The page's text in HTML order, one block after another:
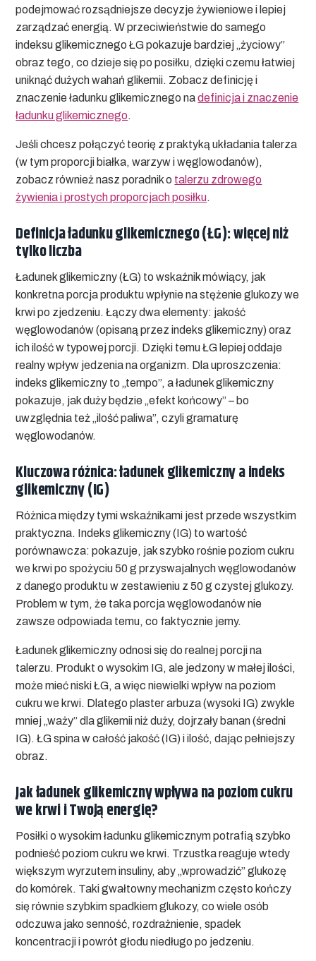
podejmować rozsądniejsze decyzje żywieniowe i lepiej
zarządzać energią. W przeciwieństwie do samego
indeksu glikemicznego ŁG pokazuje bardziej „życiowy”
obraz tego, co dzieje się po posiłku, dzięki czemu łatwiej
uniknąć dużych wahań glikemii. Zobacz definicję i
znaczenie ładunku glikemicznego nadefinicja i znaczenie
ładunku glikemicznego.
Jeśli chcesz połączyć teorię z praktyką układania talerza
(w tym proporcji białka, warzyw i węglowodanów),
zobacz również nasz poradnik o talerzu zdrowego
żywienia i prostych proporcjach posiłku.
Definicja ładunku glikemicznego (ŁG): więcej niż
tylko liczba
Ładunek glikemiczny (ŁG) to wskaźnik mówiący, jak
konkretna porcja produktu wpłynie na stężenie glukozy we
krwi po zjedzeniu. Łączy dwa elementy: jakość
węglowodanów (opisaną przez indeks glikemiczny) oraz
ich ilość w typowej porcji. Dzięki temu ŁG lepiej oddaje
realny wpływ jedzenia na organizm. Dla uproszczenia:
indeks glikemiczny to „tempo”, a ładunek glikemiczny
pokazuje, jak duży będzie „efekt końcowy”– bo
uwzględnia też „ilość paliwa”, czyli gramaturę
węglowodanów.
Kluczowa różnica: ładunek glikemiczny a indeks
glikemiczny (IG)
Różnica między tymi wskaźnikami jest przede wszystkim
praktyczna. Indeks glikemiczny (IG) to wartość
porównawcza: pokazuje, jak szybko rośnie poziom cukru
we krwi po spożyciu 50 g przyswajalnych węglowodanów
z danego produktu w zestawieniu z 50 g czystej glukozy.
Problem w tym, że taka porcja węglowodanów nie
zawsze odpowiada temu, co faktycznie jemy.
Ładunek glikemiczny odnosi się do realnej porcji na
talerzu. Produkt o wysokim IG, ale jedzony w małej ilości,
może mieć niski ŁG, a więc niewielki wpływ na poziom
cukru we krwi. Dlatego plaster arbuza (wysoki IG) zwykle
mniej „waży” dla glikemii niż duży, dojrzały banan (średni
IG). ŁG spina w całość jakość (IG) i ilość, dając pełniejszy
obraz.
Jak ładunek glikemiczny wpływa na poziom cukru
we krwi i Twoją energię?
Posiłki o wysokim ładunku glikemicznym potrafią szybko
podnieść poziom cukru we krwi. Trzustka reaguje wtedy
większym wyrzutem insuliny, aby „wprowadzić” glukozę
do komórek. Taki gwałtowny mechanizm często kończy
się równie szybkim spadkiem glukozy, co wiele osób
odczuwa jako senność, rozdrażnienie, spadek
koncentracji i powrót głodu niedługo po jedzeniu.